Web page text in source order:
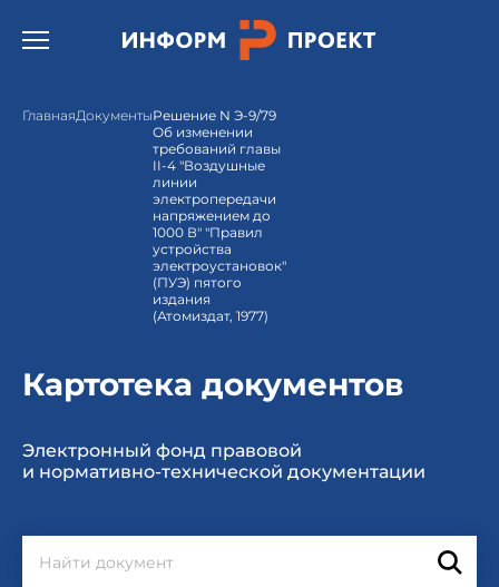
Открыть бургер меню.
ГлавнаяДокументыРешение N Э-9/79
Об изменении
требований главы
II-4 "Воздушные
линии
электропередачи
напряжением до
1000 В" "Правил
устройства
электроустановок"
(ПУЭ) пятого
издания
(Атомиздат, 1977)
Картотека документов
Электронный фонд правовой
и нормативно-технической документации